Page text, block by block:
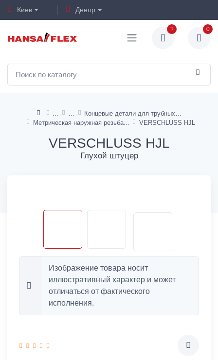
Киев Днепр
? 0
Метрическая наружная резьба
VERSCHLUSS HJL
VERSCHLUSS HJL
Глухой штуцер
Изображение товара носит
иллюстративный характер и может
отличаться от фактического
исполнения.